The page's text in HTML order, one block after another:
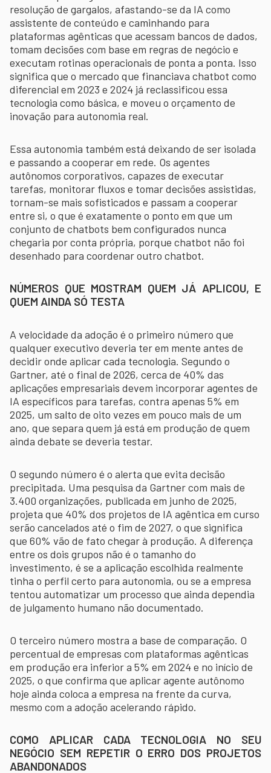
resolução de gargalos, afastando-se da IA como
assistente de conteúdo e caminhando para
plataformas agênticas que acessam bancos de dados,
tomam decisões com base em regras de negócio e
executam rotinas operacionais de ponta a ponta. Isso
significa que o mercado que financiava chatbot como
diferencial em 2023 e 2024 já reclassificou essa
tecnologia como básica, e moveu o orçamento de
inovação para autonomia real.
Essa autonomia também está deixando de ser isolada
e passando a cooperar em rede. Os agentes
autônomos corporativos, capazes de executar
tarefas, monitorar fluxos e tomar decisões assistidas,
tornam-se mais sofisticados e passam a cooperar
entre si, o que é exatamente o ponto em que um
conjunto de chatbots bem configurados nunca
chegaria por conta própria, porque chatbot não foi
desenhado para coordenar outro chatbot.
NÚMEROS QUE MOSTRAM QUEM JÁ APLICOU, E
QUEM AINDA SÓ TESTA
A velocidade da adoção é o primeiro número que
qualquer executivo deveria ter em mente antes de
decidir onde aplicar cada tecnologia. Segundo o
Gartner, até o final de 2026, cerca de 40% das
aplicações empresariais devem incorporar agentes de
IA específicos para tarefas, contra apenas 5% em
2025, um salto de oito vezes em pouco mais de um
ano, que separa quem já está em produção de quem
ainda debate se deveria testar.
O segundo número é o alerta que evita decisão
precipitada. Uma pesquisa da Gartner com mais de
3.400 organizações, publicada em junho de 2025,
projeta que 40% dos projetos de IA agêntica em curso
serão cancelados até o fim de 2027, o que significa
que 60% vão de fato chegar à produção. A diferença
entre os dois grupos não é o tamanho do
investimento, é se a aplicação escolhida realmente
tinha o perfil certo para autonomia, ou se a empresa
tentou automatizar um processo que ainda dependia
de julgamento humano não documentado.
O terceiro número mostra a base de comparação. O
percentual de empresas com plataformas agênticas
em produção era inferior a 5% em 2024 e no início de
2025, o que confirma que aplicar agente autônomo
hoje ainda coloca a empresa na frente da curva,
mesmo com a adoção acelerando rápido.
COMO APLICAR CADA TECNOLOGIA NO SEU
NEGÓCIO SEM REPETIR O ERRO DOS PROJETOS
ABANDONADOS